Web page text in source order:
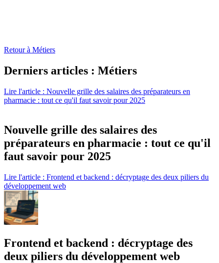
Retour à Métiers
Derniers articles : Métiers
Lire l'article : Nouvelle grille des salaires des préparateurs en
pharmacie : tout ce qu'il faut savoir pour 2025
Nouvelle grille des salaires des
préparateurs en pharmacie : tout ce qu'il
faut savoir pour 2025
Lire l'article : Frontend et backend : décryptage des deux piliers du
développement web
Frontend et backend : décryptage des
deux piliers du développement web